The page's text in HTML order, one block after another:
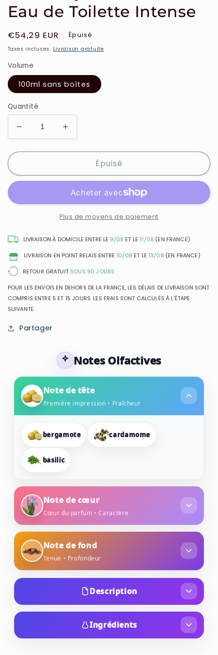
Eau de Toilette Intense
Prix
habituel
€54,29 EUR Épuisé
Taxes incluses. Livraison gratuite
Volume
100ml sans boîtes
Quantité
Réduire
la
quantité
Givenchy
-
-
Toilette
Augmenter
la
quantité
Givenchy
Gentleman
-
Eau
Toilette
Épuisé
Plus de moyens de paiement
LIVRAISON À DOMICILE ENTRE LE 9/08 ET LE 11/08 (EN FRANCE)
LIVRAISON EN POINT RELAIS ENTRE 10/08 ET LE 13/08 (EN FRANCE)
RETOUR GRATUIT SOUS 90 JOURS
POUR LES ENVOIS EN DEHORS DE LA FRANCE, LES DÉLAIS DE LIVRAISON SONT
COMPRIS ENTRE 5 ET 15 JOURS. LES FRAIS SONT CALCULÉS À L’ÉTAPE
SUIVANTE.
Partager
Notes Olfactives
Note de tête
Première impression • Fraîcheur
bergamote cardamome
basilic
Note de cœur
Cœur du parfum • Caractère
Note de fond
Tenue • Profondeur
Description
La senteur Givenchy Gentleman Givenchy
Intense ne peut renier ni sa délicatesse, ni sa
force. Cette composition olfactive contrastée
Ingrédients